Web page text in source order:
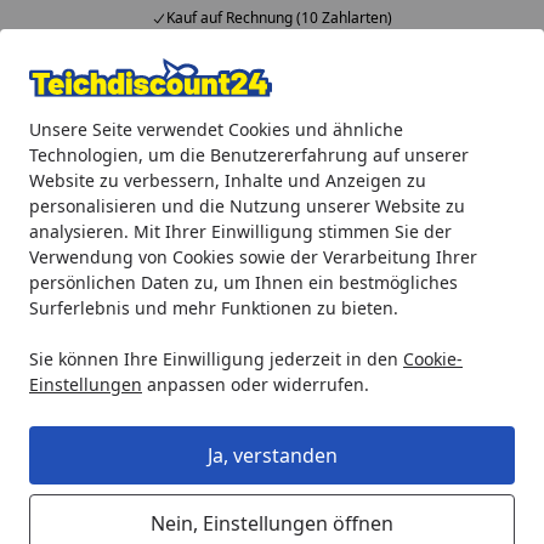
Unsere Seite verwendet Cookies und ähnliche
Technologien, um die Benutzererfahrung auf unserer
Website zu verbessern, Inhalte und Anzeigen zu
personalisieren und die Nutzung unserer Website zu
analysieren. Mit Ihrer Einwilligung stimmen Sie der
Verwendung von Cookies sowie der Verarbeitung Ihrer
persönlichen Daten zu, um Ihnen ein bestmögliches
Surferlebnis und mehr Funktionen zu bieten.
Sie können Ihre Einwilligung jederzeit in den Cookie-
Einstellungen anpassen oder widerrufen.
Ja, verstanden
Nein, Einstellungen öffnen
Kauf auf Rechnung (10 Zahlarten)
Alle Produkte
Mein Konto
Suchen
Startseite
Oase Beipack für AquaMax Eco Premium 1" - 1 1/2" (17272)
Oase Beipack für AquaMax Eco
Premium 1" - 1 1/2" (17272)